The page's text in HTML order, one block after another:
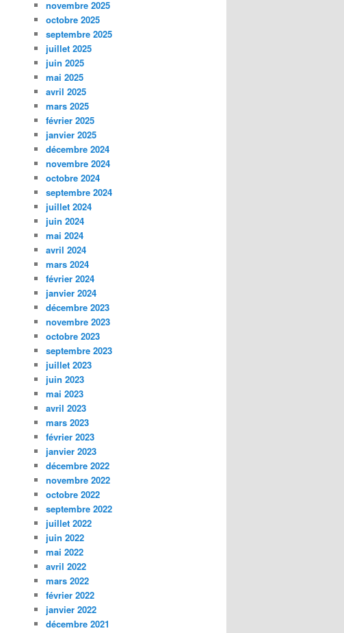
novembre 2025
octobre 2025
septembre 2025
juillet 2025
juin 2025
mai 2025
avril 2025
mars 2025
février 2025
janvier 2025
décembre 2024
novembre 2024
octobre 2024
septembre 2024
juillet 2024
juin 2024
mai 2024
avril 2024
mars 2024
février 2024
janvier 2024
décembre 2023
novembre 2023
octobre 2023
septembre 2023
juillet 2023
juin 2023
mai 2023
avril 2023
mars 2023
février 2023
janvier 2023
décembre 2022
novembre 2022
octobre 2022
septembre 2022
juillet 2022
juin 2022
mai 2022
avril 2022
mars 2022
février 2022
janvier 2022
décembre 2021